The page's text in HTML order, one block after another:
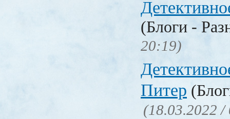
(Блоги -
20:19)
Питер
(18.03.2022 /